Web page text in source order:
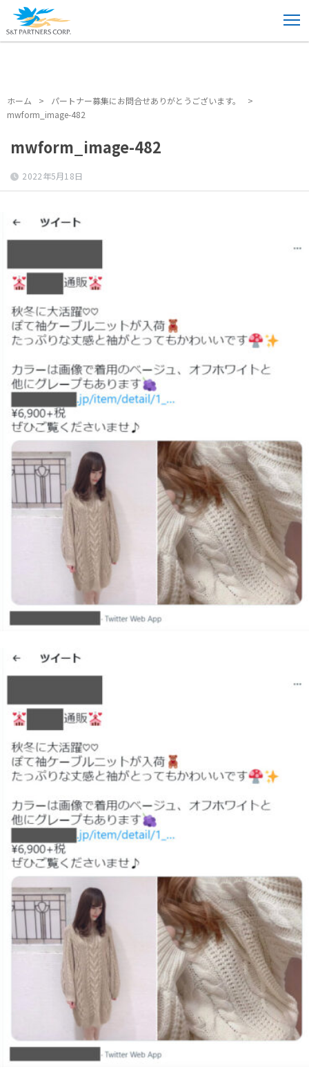
ホーム > パートナー募集にお問合せありがとうございます。
mwform_image-482
ホーム > パートナー募集にお問合せありがとうございます。
>
mwform_image-482
mwform_image-482
2022年5月18日